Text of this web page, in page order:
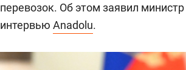
перевозок. Об этом заявил
интервью Anadolu.